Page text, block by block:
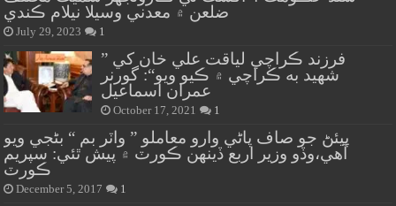
ضلعن ۾ معدني وسيلا نيلام ڪندي
July 29, 2023 1
” فرزند ڪراچي لياقت علي خان کي
شهيد به ڪراچي ۾ ڪيو ويو“: گورنر
عمران اسماعيل
October 17, 2021 1
پيئڻ جو صاف پاڻي وارو معاملو ” واٽر بم “ بڻجي ويو
آهي،وڏو وزير اربع ڏينهن ڪورٽ ۾ پيش ٿئي: سپريم
ڪورٽ
December 5, 2017 1